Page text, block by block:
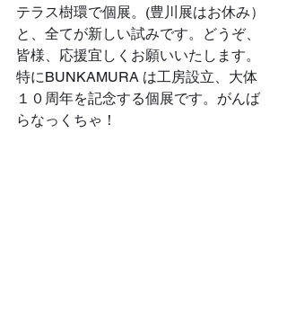
テラス樹環で個展。(豊川展はお休み）
と、全てが新しい試みです。どうぞ、
皆様、応援宜しくお願いいたします。
特にBUNKAMURA は工房設立、大体
１０周年を記念する個展です。がんば
らなっくちゃ！